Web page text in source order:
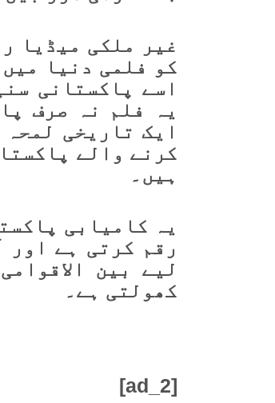
غیر ملکی میڈیا
کو فلمی دنیا
اسے پاکستانی
یہ فلم نہ صرف
ایک تاریخی
کرنے والے
ہیں۔
یہ کامیابی
رقم کرتی ہے اور
لیے بین
کھولتی ہے۔
[ad_2]